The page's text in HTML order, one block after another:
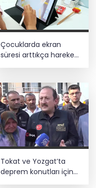
Çocuklarda ekran
süresi arttıkça hareket
Tokat ve Yozgat’ta
deprem konutları için
çalışmalar sürüyor